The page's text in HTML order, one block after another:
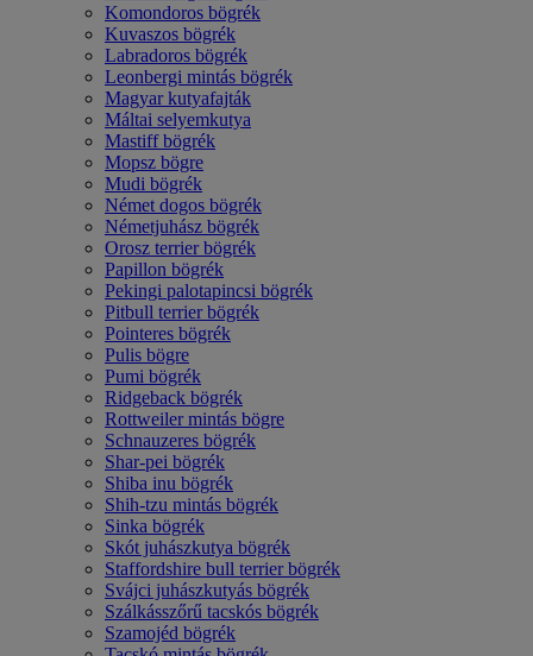
Komondoros bögrék
Kuvaszos bögrék
Labradoros bögrék
Leonbergi mintás bögrék
Magyar kutyafajták
Máltai selyemkutya
Mastiff bögrék
Mopsz bögre
Mudi bögrék
Német dogos bögrék
Németjuhász bögrék
Orosz terrier bögrék
Papillon bögrék
Pekingi palotapincsi bögrék
Pitbull terrier bögrék
Pointeres bögrék
Pulis bögre
Pumi bögrék
Ridgeback bögrék
Rottweiler mintás bögre
Schnauzeres bögrék
Shar-pei bögrék
Shiba inu bögrék
Shih-tzu mintás bögrék
Sinka bögrék
Skót juhászkutya bögrék
Staffordshire bull terrier bögrék
Svájci juhászkutyás bögrék
Szálkásszőrű tacskós bögrék
Szamojéd bögrék